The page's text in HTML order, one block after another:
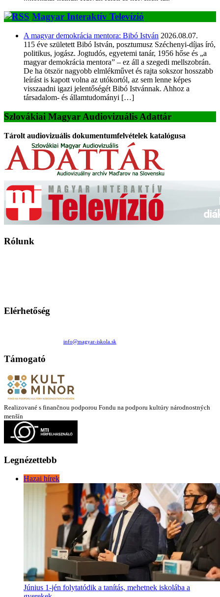
Magyar Interaktív Televízió
A magyar demokrácia mentora: Bibó István 2026.08.07.
115 éve született Bibó István, posztumusz Széchenyi-díjas író,
politikus, jogász. Jogtudós, egyetemi tanár, 1956 hőse és „a
magyar demokrácia mentora” – ez áll a szegedi mellszobrán.
De ha ötször nagyobb elmlékművet és rajta sokszor hosszabb
leírást is kapott volna az utókortól, az sem lenne képes
visszaadni igazi jelentőségét Bibó Istvánnak. Ahhoz a
társadalom- és államtudományi […]
Szlovákiai Magyar Audiovizuális Adattár
Tárolt audiovizuális dokumentumfelvételek katalógusa
Rólunk
Elérhetőség
info@magyar-iskola.sk
Támogató
Realizované s finančnou podporou Fondu na podporu kultúry národnostných
menšín
Legnézettebb
Hazai hírek
Június 1-jén folytatódik a tanítás, mehetnek iskolába a